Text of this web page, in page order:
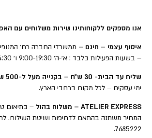
אנו מספקים ללקוחותינו שירות משלוחים עם
איסוף עצמי – חינם –
– בשעות הפעילות בלבד : א׳-ה׳ 9:00-19:30 ו׳ 9:00-14:30
שליח עד הבית- 30 ש״ח – בקנייה מעל ל-500 ש״ח – חינם!
ימי עסקים – לכל מקום ברחבי הארץ.
ATELIER EXPRESS – משלוח בהול
– בתיאום
7685222.